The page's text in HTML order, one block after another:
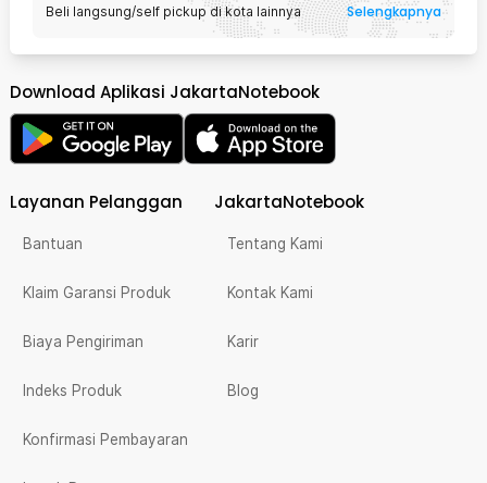
Beli langsung/self pickup di kota lainnya Selengkapnya
Download Aplikasi JakartaNotebook
Layanan Pelanggan
Bantuan
Klaim Garansi Produk
Biaya Pengiriman
Indeks Produk
Konfirmasi Pembayaran
JakartaNotebook
Tentang Kami
Kontak Kami
Karir
Blog